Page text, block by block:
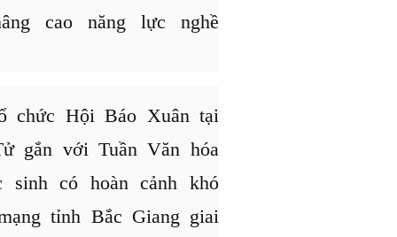
cao năng lực nghề
chức Hội Báo Xuân tại
gắn với Tuần Văn hóa
có hoàn cảnh khó
tỉnh Bắc Giang giai